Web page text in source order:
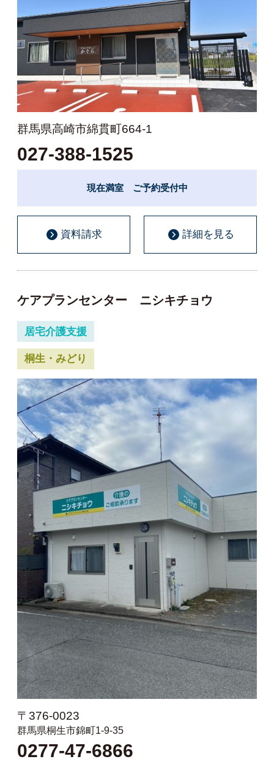
群馬県高崎市綿貫町664-1
027-388-1525
現在満室 ご予約受付中
資料請求 詳細を見る
ケアプランセンター ニシキチョウ
居宅介護支援
桐生・みどり
〒376-0023
群馬県桐生市錦町1-9-35
0277-47-6866